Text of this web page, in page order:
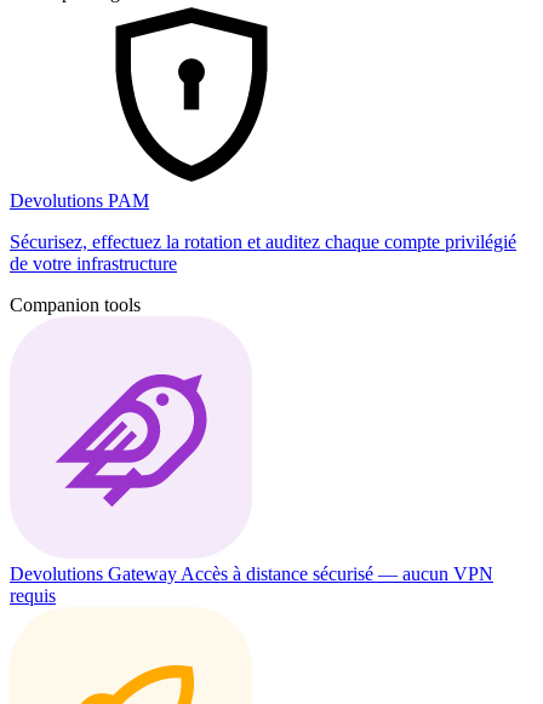
Devolutions PAM
Sécurisez, effectuez la rotation et auditez chaque compte privilégié
de votre infrastructure
Companion tools
Devolutions Gateway Accès à distance sécurisé — aucun VPN
requis